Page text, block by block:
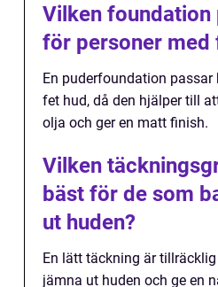
Vilken foundation
för personer med
En puderfoundation passar
fet hud, då den hjälper till
olja och ger en matt finish.
Vilken
bäst för de som
ut huden?
En lätt täckning är
jämna ut huden och ge en